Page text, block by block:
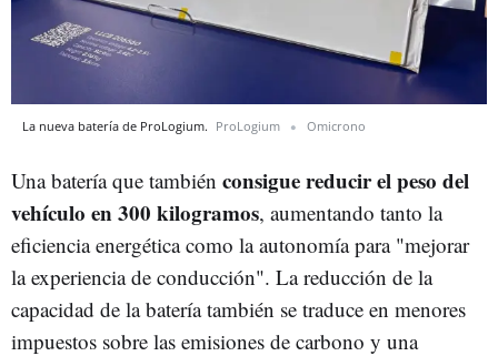
La nueva batería de ProLogium. ProLogium Omicrono
Una batería que también consigue reducir el peso del
vehículo en 300 kilogramos, aumentando tanto la
eficiencia energética como la autonomía para "mejorar
la experiencia de conducción". La reducción de la
capacidad de la batería también se traduce en menores
impuestos sobre las emisiones de carbono y una